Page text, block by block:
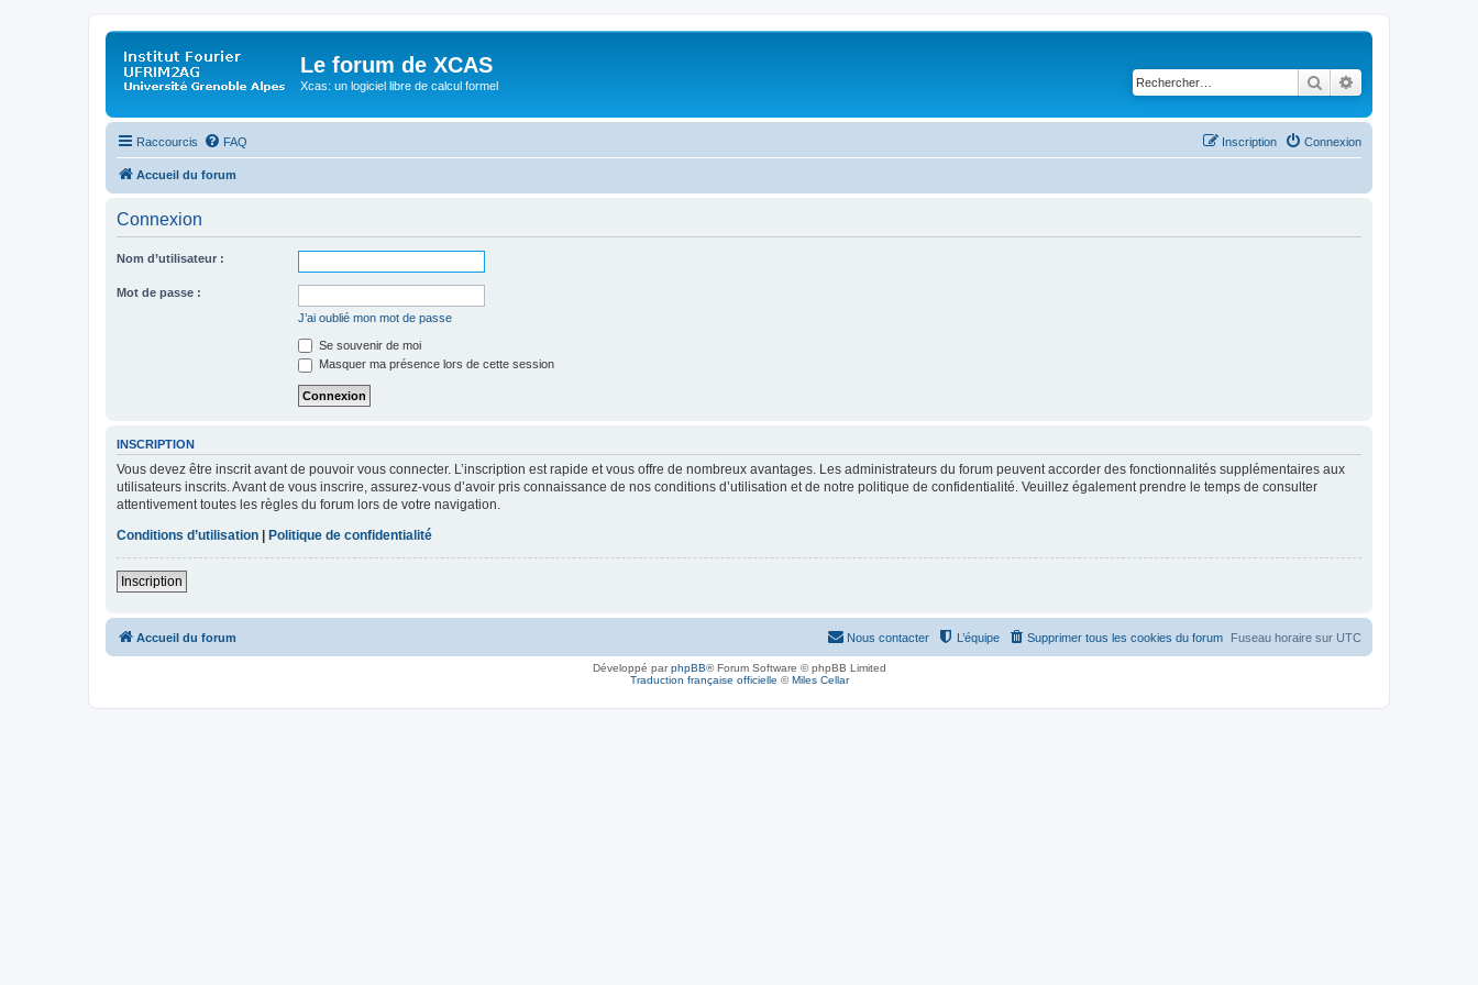
Le forum de XCAS
Xcas: un logiciel libre de calcul formel Rechercher
Raccourcis FAQ Connexion
Inscription
Accueil du forum
Connexion
Nom d’utilisateur :
Mot de passe :
J’ai oublié mon mot de passe
Se souvenir de moi
Masquer ma présence lors de cette session
INSCRIPTION
Vous devez être inscrit avant de pouvoir vous connecter. L’inscription est rapide et vous offre de nombreux avantages. Les administrateurs du forum peuvent accorder des fonctionnalités supplémentaires aux
utilisateurs inscrits. Avant de vous inscrire, assurez-vous d’avoir pris connaissance de nos conditions d’utilisation et de notre politique de confidentialité. Veuillez également prendre le temps de consulter
attentivement toutes les règles du forum lors de votre navigation.
Conditions d’utilisation
Politique de confidentialité
Inscription
Accueil du forum Fuseau horaire sur UTC
Supprimer tous les cookies du forum
L’équipe
Nous contacter
Développé parphpBB® Forum Software © phpBB Limited
Traduction française officielle ©Miles Cellar